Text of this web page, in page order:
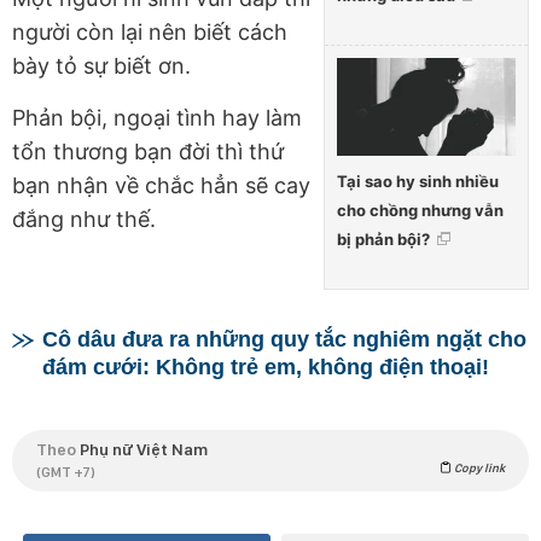
Tại sao hy sinh nhiều
cho chồng nhưng vẫn
bị phản bội?
người còn lại nên biết cách
bày tỏ sự biết ơn.
Phản bội, ngoại tình hay làm
tổn thương bạn đời thì thứ
bạn nhận về chắc hẳn sẽ cay
đắng như thế.
Cô dâu đưa ra những quy tắc nghiêm ngặt cho
đám cưới: Không trẻ em, không điện thoại!
Theo Phụ nữ Việt Nam
(GMT +7) Copy link